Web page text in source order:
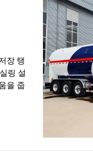
장 탱
링 설
을 줍